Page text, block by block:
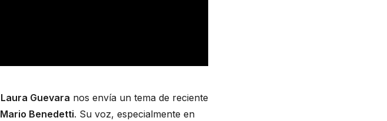
Laura Guevara nos envía un tema de reciente
Mario Benedetti. Su voz, especialmente en